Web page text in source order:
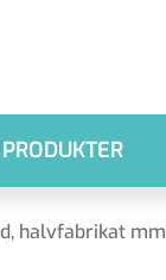
PRODUKTER
halvfabrikat mm